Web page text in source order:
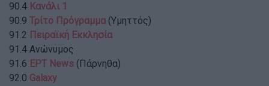
90.4 Κανάλι 1
90.9 Τρίτο Πρόγραμμα (Υμηττός)
91.2 Πειραϊκή Εκκλησία
91.4 Ανώνυμος
91.6 ΕΡΤ News (Πάρνηθα)
92.0 Galaxy